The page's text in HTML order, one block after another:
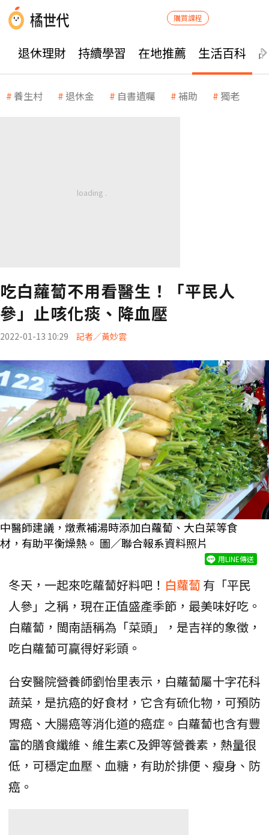
購買課程
退休理財 持續學習 在地推薦 生活百科
養生村 退休金 自書遺囑 補助 獨老
吃白蘿蔔不用看醫生！「平民人
參」止咳化痰、降血壓
2022-01-13 10:29 記者／黃妙雲
中醫師建議，燉煮補湯時添加白蘿蔔、大白菜等食
材，有助平衡燥熱。 圖／聯合報系資料照片
用LINE傳送
冬天，一起來吃蘿蔔好料吧！ 白蘿蔔 有「平民
人參」之稱，現在正值盛產季節，最美味好吃。
白蘿蔔，閩南語稱為「菜頭」，是吉祥的象徵，
吃白蘿蔔可贏得好彩頭。
台安醫院營養師劉怡里表示，白蘿蔔屬十字花科
蔬菜，是抗癌的好食材，它含有硫化物，可預防
胃癌、大腸癌等消化道的癌症。白蘿蔔也含有豐
富的膳食纖維、維生素C及鉀等營養素，熱量很
低，可穩定血壓、血糖，有助於排便、瘦身、防
癌。